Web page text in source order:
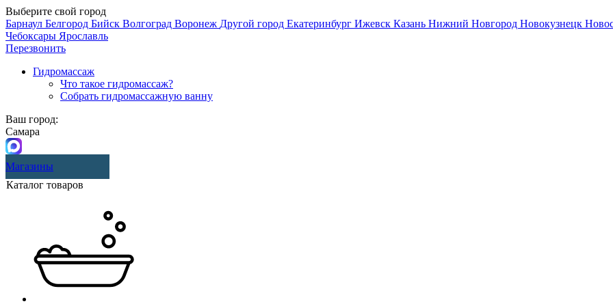
Выберите свой город
Барнаул Белгород Бийск Волгоград Воронеж Другой город Екатеринбург Ижевск Казань Нижний Новгород Новокузнецк
Чебоксары Ярославль
Перезвонить
Гидромассаж
Что такое гидромассаж?
Собрать гидромассажную ванну
Ваш город:
Самара
Магазины
Каталог товаров